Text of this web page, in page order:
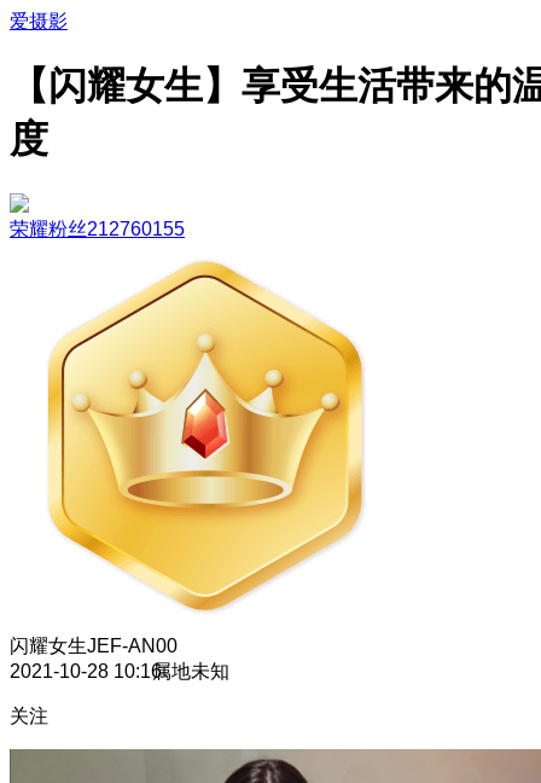
爱摄影
【闪耀女生】享受生活带来的
度
荣耀粉丝212760155
闪耀女生JEF-AN00
2021-10-28 10:16属地未知
关注